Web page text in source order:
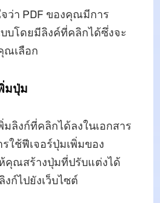
ว่า PDF ของคุณมีการ
บโดยมีลิงค์ที่คลิกได้ซึ่งจะ
ณเลือก
มปุ่ม
มลิงก์ที่คลิกได้ลงในเอกสาร
ใช้ฟีเจอร์ปุ่มเพิ่มของ
คุณสร้างปุ่มที่ปรับแต่งได้
ก์ไปยังเว็บไซต์